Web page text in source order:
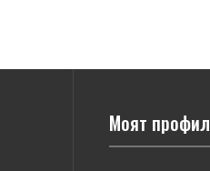
Моят профил